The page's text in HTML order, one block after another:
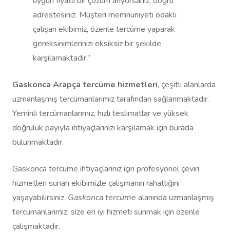
adrestesiniz. Müşteri memnuniyeti odaklı
çalışan ekibimiz, özenle tercüme yaparak
gereksinimlerinizi eksiksiz bir şekilde
karşılamaktadır.”
Gaskonca Arapça tercüme hizmetleri, çeşitli alanlarda
uzmanlaşmış tercümanlarımız tarafından sağlanmaktadır.
Yeminli tercümanlarımız, hızlı teslimatlar ve yüksek
doğruluk payıyla ihtiyaçlarınızı karşılamak için burada
bulunmaktadır.
Gaskonca tercüme ihtiyaçlarınız için profesyonel çeviri
hizmetleri sunan ekibimizle çalışmanın rahatlığını
yaşayabilirsiniz. Gaskonca tercüme alanında uzmanlaşmış
tercümanlarımız, size en iyi hizmeti sunmak için özenle
çalışmaktadır.